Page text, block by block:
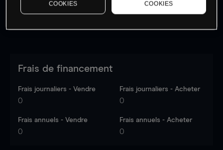
Frais de financement
Frais journaliers - Vendre
0
Frais journaliers - Acheter
0
Frais annuels - Vendre
0
Frais annuels - Acheter
0
COOKIES
COOKIES